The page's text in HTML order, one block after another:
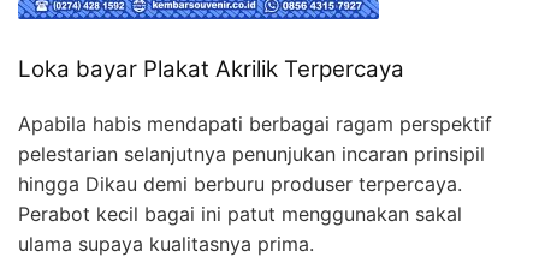
Loka bayar Plakat Akrilik Terpercaya
Apabila habis mendapati berbagai ragam perspektif
pelestarian selanjutnya penunjukan incaran prinsipil
hingga Dikau demi berburu produser terpercaya.
Perabot kecil bagai ini patut menggunakan sakal
ulama supaya kualitasnya prima.